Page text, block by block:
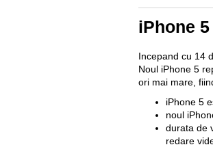
iPhone
Incepand cu 14
Noul iPhone 5
ori mai mare,
iPhone 5
noul
durata de
redare